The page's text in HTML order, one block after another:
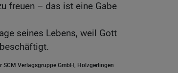
freuen – das ist eine Gabe
seines Lebens, weil Gott
Verlagsgruppe GmbH, Holzgerlingen